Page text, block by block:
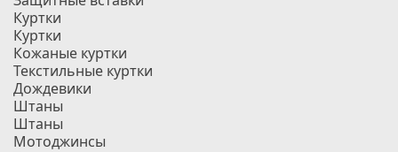
Куртки
Куртки
Кожаные куртки
Текстильные куртки
Дождевики
Штаны
Штаны
Мотоджинсы